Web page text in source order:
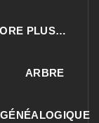
PLUS…
ARBRE
GÉNÉALOGIQUE